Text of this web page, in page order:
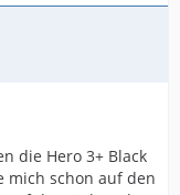
die Hero 3+ Black
mich schon auf den